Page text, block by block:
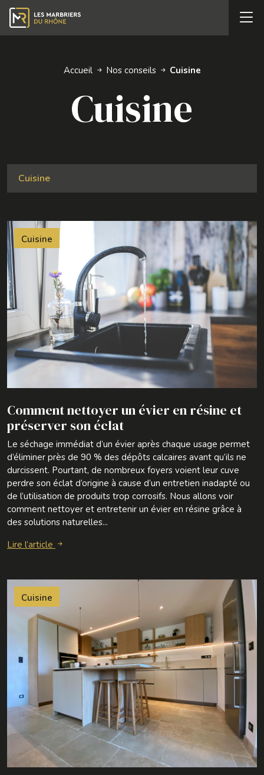
Accueil Nos conseils Cuisine
Cuisine
Cuisine
Cuisine
Comment nettoyer un évier en résine et
préserver son éclat
Le séchage immédiat d’un évier après chaque usage permet
d’éliminer près de 90 % des dépôts calcaires avant qu’ils ne
durcissent. Pourtant, de nombreux foyers voient leur cuve
perdre son éclat d’origine à cause d’un entretien inadapté ou
de l’utilisation de produits trop corrosifs. Nous allons voir
comment nettoyer et entretenir un évier en résine grâce à
des solutions naturelles...
Lire l’article
Cuisine